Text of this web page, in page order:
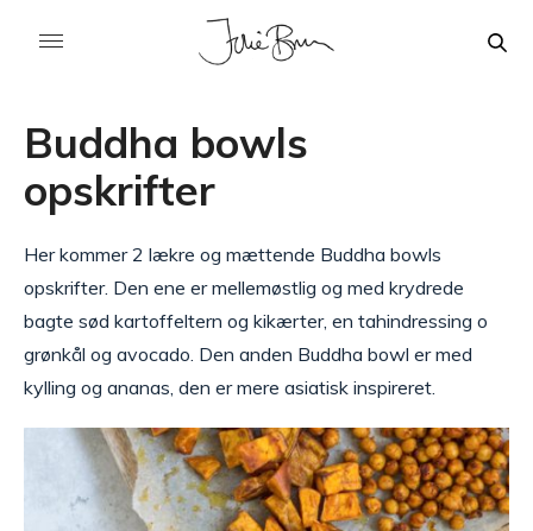
Buddha bowls
opskrifter
Her kommer 2 lækre og mættende Buddha bowls
opskrifter. Den ene er mellemøstlig og med krydrede
bagte sød kartoffeltern og kikærter, en tahindressing o
grønkål og avocado. Den anden Buddha bowl er med
kylling og ananas, den er mere asiatisk inspireret.